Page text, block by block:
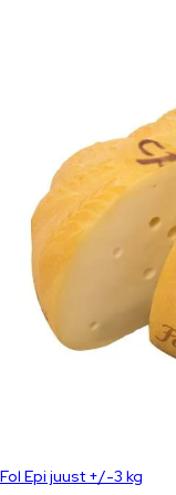
Fol Epi juust +/-3 kg